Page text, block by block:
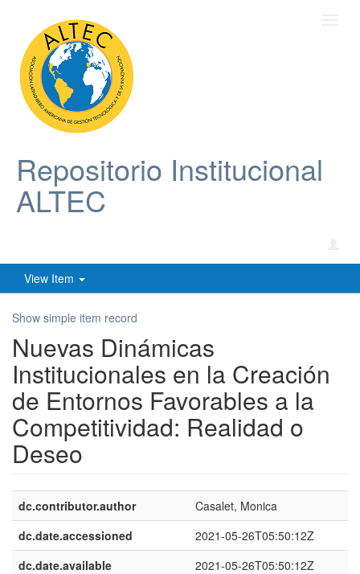
Repositorio Institucional
ALTEC
View Item
Show simple item record
Nuevas Dinámicas
Institucionales en la Creación
de Entornos Favorables a la
Competitividad: Realidad o
Deseo
dc.contributor.author
Casalet, Monica
dc.date.accessioned
2021-05-26T05:50:12Z
dc.date.available
2021-05-26T05:50:12Z